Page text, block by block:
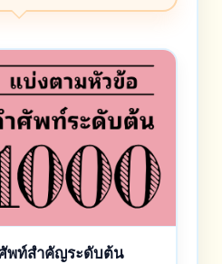
พท์สำคัญระดับต้น